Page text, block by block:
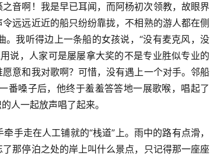
音啊！我是早已耳闻，而阿杨初次领教，故眼界
远远近近的船只纷纷靠拢，不相熟的游人都在侧
我听得边上一条船的女孩说，“没有麦克风，没
说，人家可是屡屡拿大奖的不是专业胜似专业的
意和我对歌啊？可惜，没有遇上一个对手。邻船
番嗓子后，他终于羞羞答答地一展歌喉，唱起了
人一起放声唱了起来。
手走在人工铺就的“栈道”上。雨中的路有点滑，
那停泊之处的岸上叫什么景点，只记得那一座座